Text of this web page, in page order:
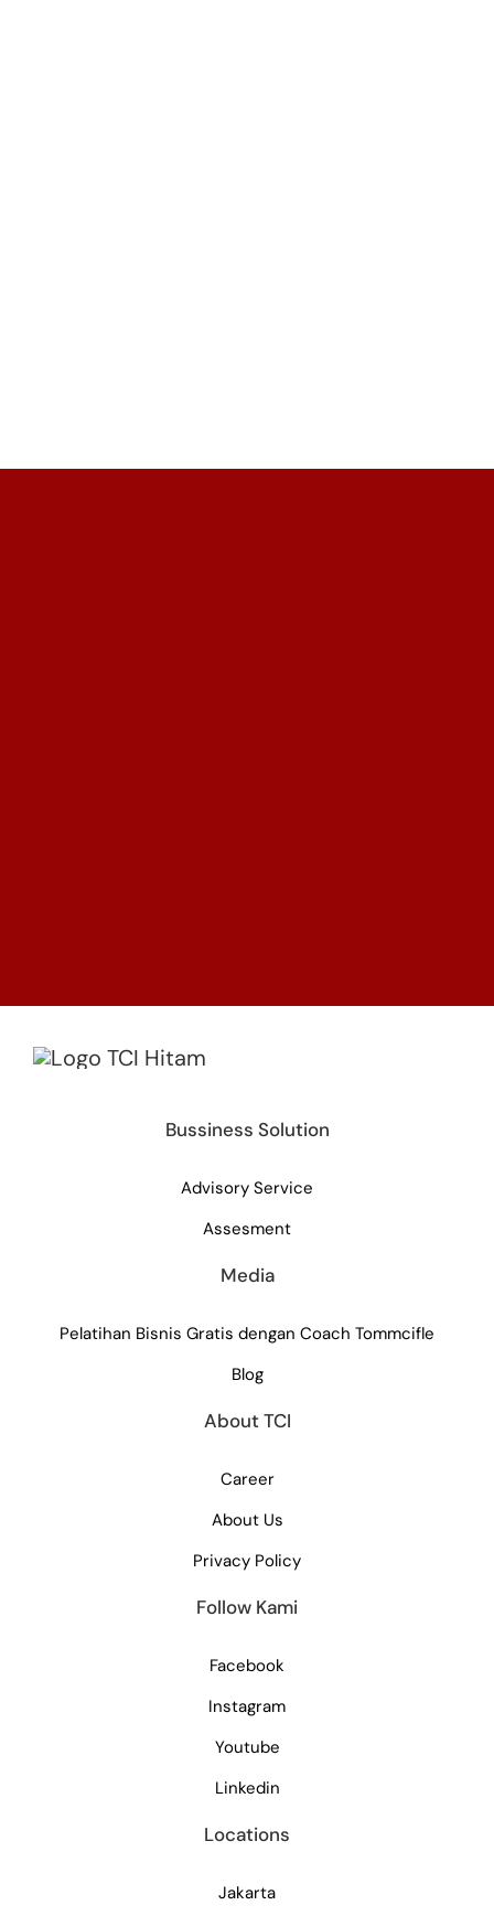
Bussiness Solution
Advisory Service
Assesment
Media
Pelatihan Bisnis Gratis dengan Coach Tommcifle
Blog
About TCI
Career
About Us
Privacy Policy
Follow Kami
Facebook
Instagram
Youtube
Linkedin
Locations
Jakarta